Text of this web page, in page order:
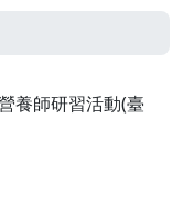
養師研習活動(臺